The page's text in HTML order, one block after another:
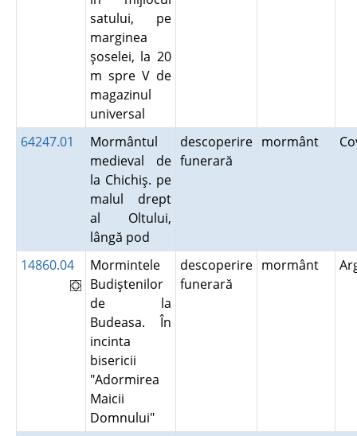
satului, pe
marginea
şoselei, la 20
m spre V de
magazinul
universal
64247.01
Mormântul
medieval de
la Chichiş. pe
malul drept
al Oltului,
lângă pod
descoperire
funerară
mormânt
14860.04
Mormintele
Budiştenilor
de la
Budeasa. În
incinta
bisericii
"Adormirea
Maicii
Domnului"
descoperire
funerară
mormânt